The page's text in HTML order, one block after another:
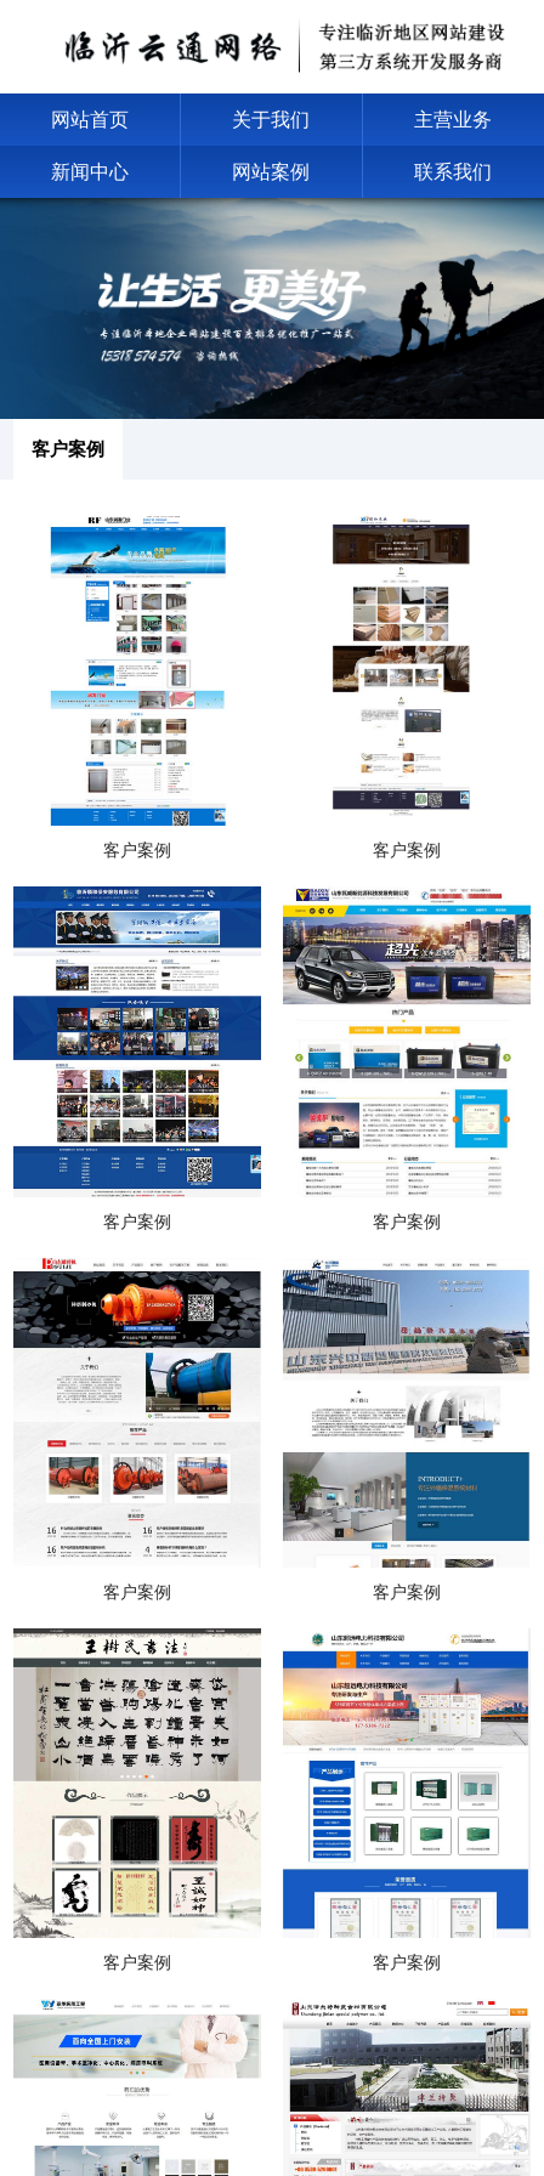
网站首页 关于我们 主营业务
新闻中心 网站案例 联系我们
客户案例
客户案例 客户案例
客户案例 客户案例
客户案例 客户案例
客户案例 客户案例